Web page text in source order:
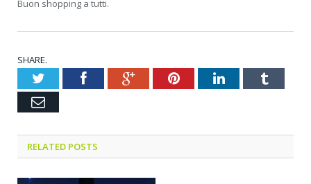
Buon shopping a tutti.
SHARE.
TwitterFacebookGoogle+PinterestLinkedInTumblr
Email
RELATED POSTS